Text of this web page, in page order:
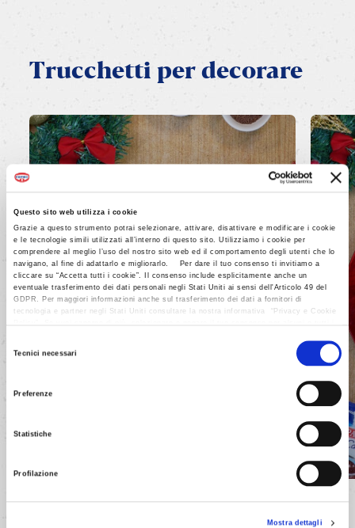
Questo sito web utilizza i cookie
Grazie a questo strumento potrai selezionare, attivare, disattivare e modificare i cookie
e le tecnologie simili utilizzati all’interno di questo sito. Utilizziamo i cookie per
comprendere al meglio l’uso del nostro sito web ed il comportamento degli utenti che lo
navigano, al fine di adattarlo e migliorarlo. Per dare il tuo consenso ti invitiamo a
cliccare su “Accetta tutti i cookie”. Il consenso include esplicitamente anche un
eventuale trasferimento dei dati personali negli Stati Uniti ai sensi dell'Articolo 49 del
GDPR. Per maggiori informazioni anche sul trasferimento dei dati a fornitori di
tecnologia e partner negli Stati Uniti consultare la nostra informativa “Privacy e Cookie
Tecnici necessari
Preferenze
Statistiche
Profilazione
Mostra dettagli
Trucchetti per decorare
Trucchetti per
decorare un
tiramisù natalizio